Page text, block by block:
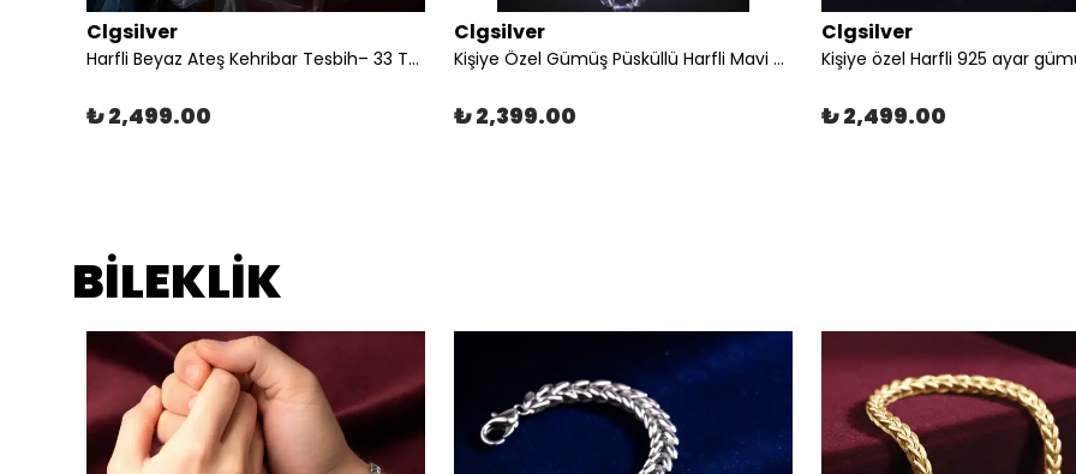
Clgsilver
Harfli Beyaz Ateş Kehribar Tesbih– 33 Taneli Kişiye Özel 925 Ayar Gümüş
₺ 2,499.00
Clgsilver
Kişiye Özel Gümüş Püsküllü Harfli Mavi Ateş Kehribar Tesbih
₺ 2,399.00
Clgsilver
₺ 2,499.00
BİLEKLİK